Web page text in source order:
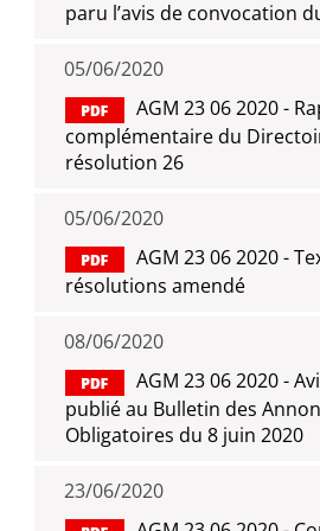
paru l’avis de convocation
05/06/2020
AGM 23 06 2020 -
complémentaire du
résolution 26
05/06/2020
AGM 23 06 2020 -
résolutions amendé
08/06/2020
AGM 23 06 2020 -
publié au Bulletin des
Obligatoires du 8 juin 2020
23/06/2020